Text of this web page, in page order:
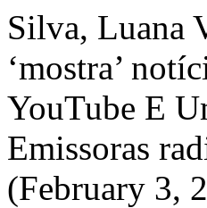
Silva, Luana
‘mostra’
YouTube E
Emissoras
(February 3,